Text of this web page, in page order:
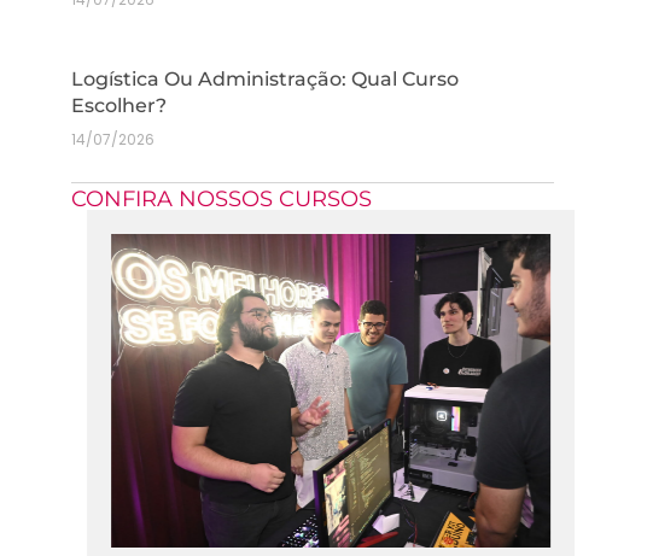
Logística Ou Administração: Qual Curso
Escolher?
14/07/2026
CONFIRA NOSSOS CURSOS